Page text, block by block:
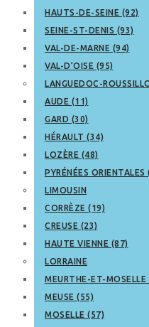
HAUTS-DE-SEINE (92)
SEINE-ST-DENIS (93)
VAL-DE-MARNE (94)
VAL-D’OISE (95)
LANGUEDOC-
AUDE (11)
GARD (30)
HÉRAULT (34)
LOZÈRE (48)
PYRÉNÉES ORIENTALES
LIMOUSIN
CORRÈZE (19)
CREUSE (23)
HAUTE VIENNE (87)
LORRAINE
MEURTHE-ET-MOSELLE
MEUSE (55)
MOSELLE (57)